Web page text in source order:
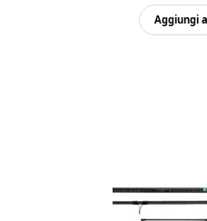
Aggiungi